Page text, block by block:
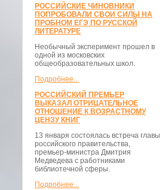
РОССИЙСКИЕ ЧИНОВНИКИ
ПОПРОБОВАЛИ СВОИ СИЛЫ НА
ПРОБНОМ ЕГЭ ПО РУССКОЙ
ЛИТЕРАТУРЕ
Необычный эксперимент прошел в
одной из московских
общеобразовательных школ.
Подробнее...
РОССИЙСКИЙ ПРЕМЬЕР
ВЫКАЗАЛ ОТРИЦАТЕЛЬНОЕ
ОТНОШЕНИЕ К ВОЗРАСТНОМУ
ЦЕНЗУ КНИГ
13 января состоялась встреча главы
российского правительства,
премьер-министра Дмитрия
Медведева с работниками
библиотечной сферы.
Подробнее...